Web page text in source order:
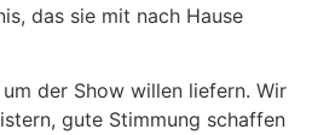
das sie mit nach Hause
der Show willen liefern. Wir
gute Stimmung schaffen